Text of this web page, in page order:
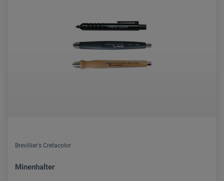
Brevillier's Cretacolor
Minenhalter